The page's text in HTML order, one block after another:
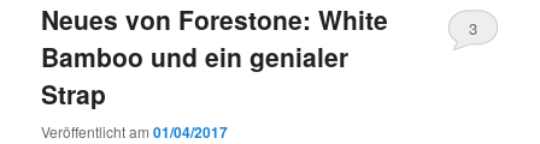
Neues von Forestone: White
Bamboo und ein genialer
Strap
Veröffentlicht am01/04/2017
3